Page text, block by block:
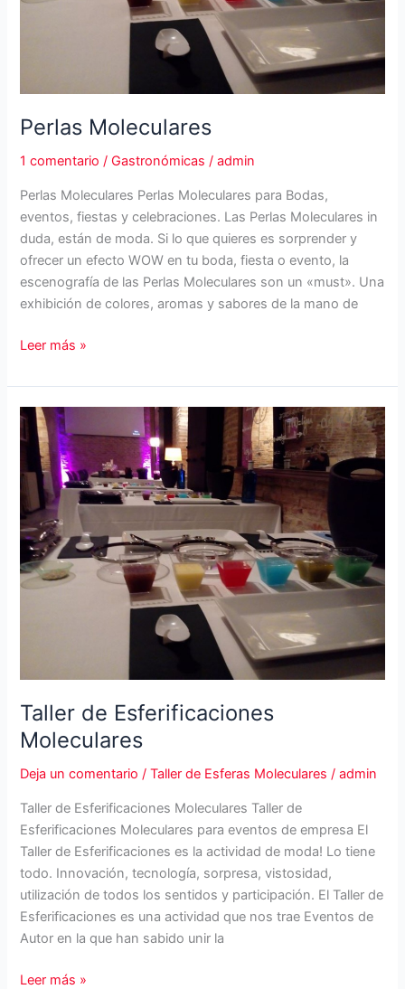
Perlas Moleculares
1 comentario /Gastronómicas /admin
Perlas Moleculares Perlas Moleculares para Bodas,
eventos, fiestas y celebraciones. Las Perlas Moleculares in
duda, están de moda. Si lo que quieres es sorprender y
ofrecer un efecto WOW en tu boda, fiesta o evento, la
escenografía de las Perlas Moleculares son un «must». Una
exhibición de colores, aromas y sabores de la mano de
Perlas
Leer más »
Taller de Esferificaciones
Moleculares
Deja un comentario /Taller de Esferas Moleculares /admin
Taller de Esferificaciones Moleculares Taller de
Esferificaciones Moleculares para eventos de empresa El
Taller de Esferificaciones es la actividad de moda! Lo tiene
todo. Innovación, tecnología, sorpresa, vistosidad,
utilización de todos los sentidos y participación. El Taller de
Esferificaciones es una actividad que nos trae Eventos de
Autor en la que han sabido unir la
Taller
Leer más »